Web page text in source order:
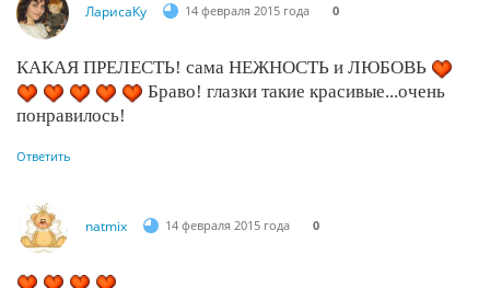
ЛарисаКу 14 февраля 2015 года 0
КАКАЯ ПРЕЛЕСТЬ! сама НЕЖНОСТЬ и ЛЮБОВЬ
Браво! глазки такие красивые...очень
понравилось!
Ответить
natmix 14 февраля 2015 года 0